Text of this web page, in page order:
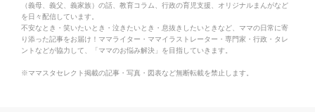
（義母、義父、義家族）の話、教育コラム、行政の育児支援、オリジナルまんがなど
を日々配信しています。
不安なとき・笑いたいとき・泣きたいとき・息抜きしたいときなど、ママの日常に寄
り添った記事をお届け！ママライター・ママイラストレーター・専門家・行政・タレ
ントなどが協力して、「ママのお悩み解決」を目指していきます。
※ママスタセレクト掲載の記事・写真・図表など無断転載を禁止します。